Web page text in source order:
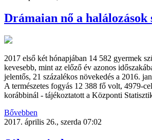
Drámaian nő a halálozások
2017 első két hónapjában 14 582 gyermek
kevesebb, mint az előző év azonos
jelentős, 21 százalékos növekedés a 2016.
A természetes fogyás 12 388 fő volt, 4979-
korábbinál - tájékoztatott a Központi
Bővebben
2017. április 26., szerda 07:02